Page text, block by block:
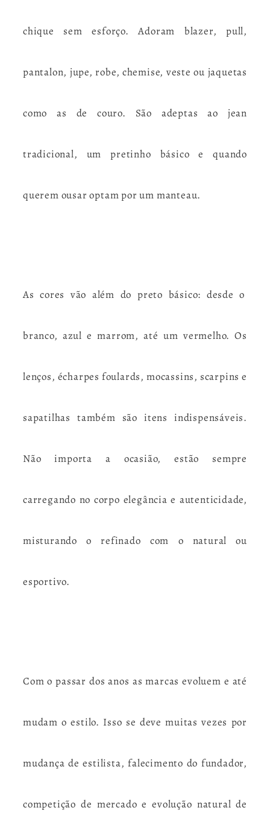
chique sem esforço. Adoram blazer, pull,
pantalon, jupe, robe, chemise, veste ou jaquetas
como as de couro. São adeptas ao jean
tradicional, um pretinho básico e quando
querem ousar optam por um manteau.
As cores vão além do preto básico: desde o
branco, azul e marrom, até um vermelho. Os
lenços, écharpes foulards, mocassins, scarpins e
sapatilhas também são itens indispensáveis.
Não importa a ocasião, estão sempre
carregando no corpo elegância e autenticidade,
misturando o refinado com o natural ou
esportivo.
Com o passar dos anos as marcas evoluem e até
mudam o estilo. Isso se deve muitas vezes por
mudança de estilista, falecimento do fundador,
competição de mercado e evolução natural de